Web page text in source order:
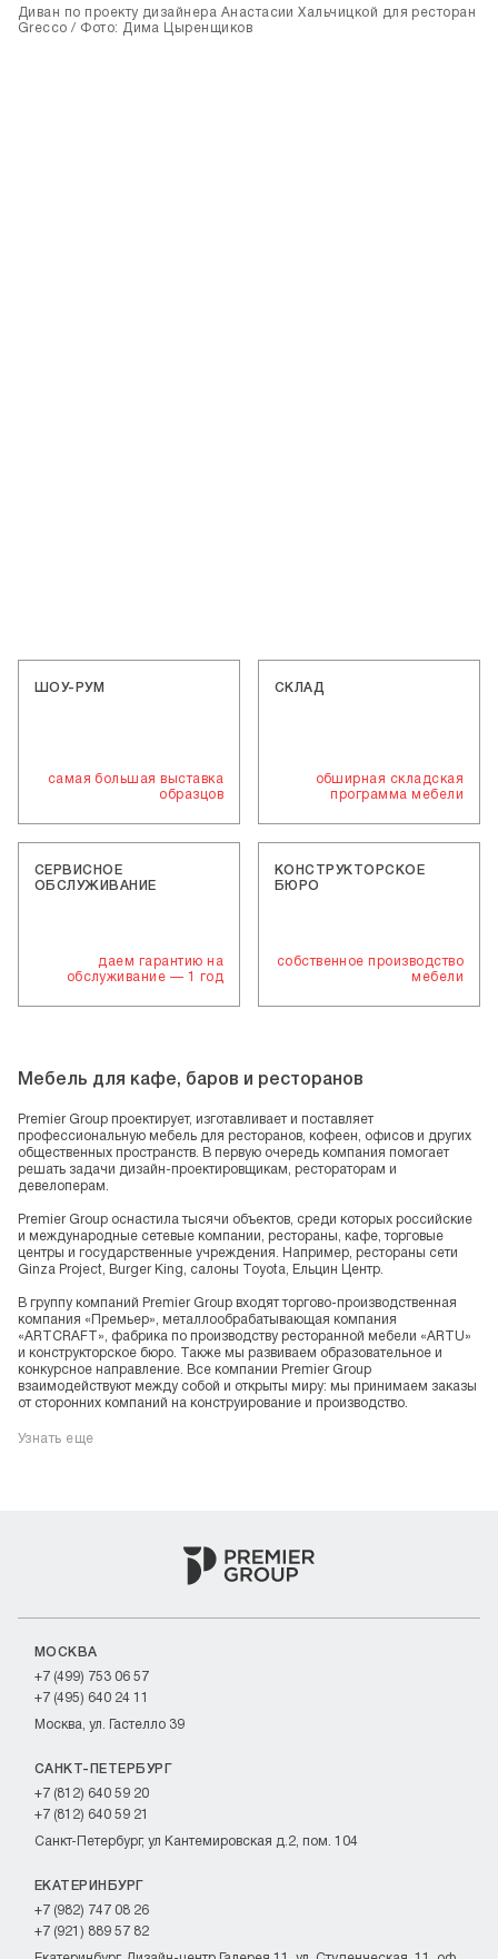
ШОУ-РУМ
самая большая выставка
образцов
СКЛАД
обширная складская
программа мебели
СЕРВИСНОЕ
ОБСЛУЖИВАНИЕ
даем гарантию на
обслуживание — 1 год
КОНСТРУКТОРСКОЕ
БЮРО
собственное производство
мебели
Мебель для кафе, баров и ресторанов
Premier Group проектирует, изготавливает и поставляет
профессиональную мебель для ресторанов, кофеен, офисов и других
общественных пространств. В первую очередь компания помогает
решать задачи дизайн-проектировщикам, рестораторам и
девелоперам.
Premier Group оснастила тысячи объектов, среди которых российские
и международные сетевые компании, рестораны, кафе, торговые
центры и государственные учреждения. Например, рестораны сети
Ginza Project, Burger King, салоны Toyota, Ельцин Центр.
В группу компаний Premier Group входят торгово-производственная
компания «Премьер», металлообрабатывающая компания
«ARTCRAFT», фабрика по производству ресторанной мебели «ARTU»
и конструкторское бюро. Также мы развиваем образовательное и
конкурсное направление. Все компании Premier Group
взаимодействуют между собой и открыты миру: мы принимаем заказы
от сторонних компаний на конструирование и производство.
Узнать еще
МОСКВА
+7 (499) 753 06 57
+7 (495) 640 24 11
Москва, ул. Гастелло 39
САНКТ-ПЕТЕРБУРГ
+7 (812) 640 59 20
+7 (812) 640 59 21
Санкт-Петербург, ул Кантемировская д.2, пом. 104
ЕКАТЕРИНБУРГ
+7 (982) 747 08 26
+7 (921) 889 57 82